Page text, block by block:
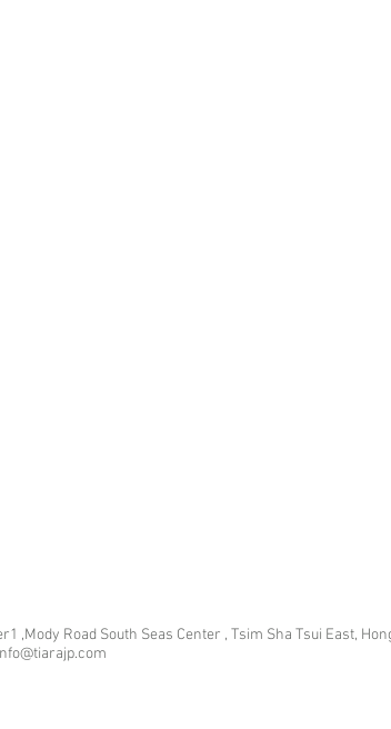
,Mody Road South Seas Center , Tsim Sha Tsui East,
.com